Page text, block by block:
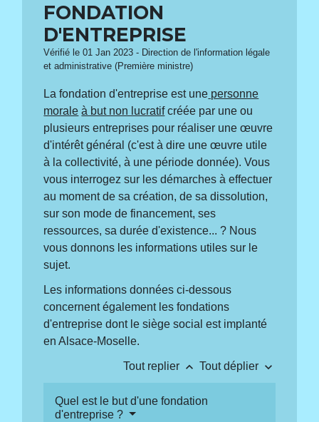
FONDATION
D'ENTREPRISE
Vérifié le 01 Jan 2023 - Direction de l'information légale
et administrative (Première ministre)
La fondation d'entreprise est une personne
morale à but non lucratifcréée par une ou
plusieurs entreprises pour réaliser une œuvre
d'intérêt général (c'est à dire une œuvre utile
à la collectivité, à une période donnée). Vous
vous interrogez sur les démarches à effectuer
au moment de sa création, de sa dissolution,
sur son mode de financement, ses
ressources, sa durée d'existence... ? Nous
vous donnons les informations utiles sur le
sujet.
Les informations données ci-dessous
concernent également les fondations
d'entreprise dont le siège social est implanté
en Alsace-Moselle.
Tout replier keyboard_arrow_up Tout déplier keyboard_arrow_down
Quel est le but d'une fondation
d'entreprise ?